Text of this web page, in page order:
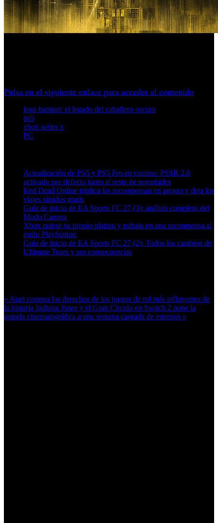
Pulsa en el siguiente enlace para acceder al contenido
lego batman: el legado del caballero oscuro
ps5
xbox series x
PC
Actualización de PS5 y PS5 Pro en camino: PSSR 2.0
activado por defecto junto al resto de novedades
Red Dead Online triplica las recompensas en agosto y deja los
viajes rápidos gratis
Guía de inicio de EA Sports FC 27 (3): análisis completo del
Modo Carrera
Xbox quiere su propio platino y trabaja en una recompensa al
estilo PlayStation
Guía de inicio de EA Sports FC 27 (2): Todos los cambios de
Ultimate Team y sus consecuencias
« Atari compra los derechos de los juegos de rol más influyentes de
la historia Indiana Jones y el Gran Círculo en Switch 2 pone la
guinda cinematográfica a una semana cargada de estrenos »